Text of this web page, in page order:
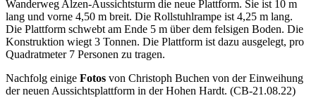
Wanderweg Alzen-Aussichtsturm die neue Plattform. Sie ist 10 m
lang und vorne 4,50 m breit. Die Rollstuhlrampe ist 4,25 m lang.
Die Plattform schwebt am Ende 5 m über dem felsigen Boden. Die
Konstruktion wiegt 3 Tonnen. Die Plattform ist dazu ausgelegt, pro
Quadratmeter 7 Personen zu tragen.
Nachfolg einige Fotos von Christoph Buchen von der Einweihung
der neuen Aussichtsplattform in der Hohen Hardt. (CB-21.08.22)